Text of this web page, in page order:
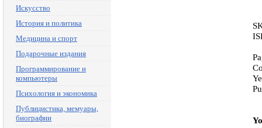
Искусство
История и политика
Медицина и спорт
Подарочные издания
Программирование и
компьютеры
Психология и экономика
Публицистика, мемуары,
биографии